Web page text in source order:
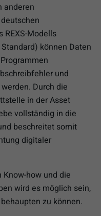
anderen
REXS-Modells
können Daten
und
Durch die
in der Asset
vollständig in die
beschreitet somit
digitaler
Know-how und die
wird es möglich sein,
zu können.